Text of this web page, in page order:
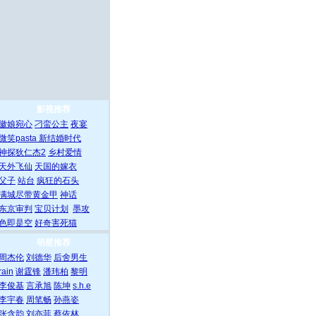
影视推荐
娘宛心 刁蛮公主 夜宴
笑pasta 新结婚时代
探狄仁杰2 乡村爱情
外飞仙 天国的嫁衣
子 站台 疯狂的石头
城尽带黄金甲 神话
京审判 宝贝计划
墨攻
即是空 好奇害死猫
明星推荐
杰伦 刘德华 后舍男生
谢霆锋 潘玮柏 黎明
俊基 言承旭 陈坤 s.h.e
宇春 周笔畅 孙燕姿
含韵 刘亦菲 蔡依林